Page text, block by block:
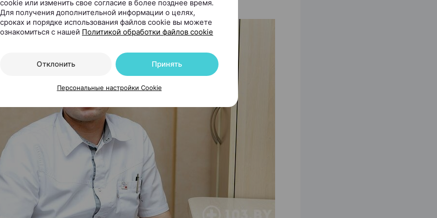
также относится к горячим обертываниям.
cookie или изменить свое согласие в более позднее время.
Для получения дополнительной информации о целях,
сроках и порядке использования файлов cookie вы можете
ознакомиться с нашей Политикой обработки файлов cookie
Отклонить Принять
Персональные настройки Cookie